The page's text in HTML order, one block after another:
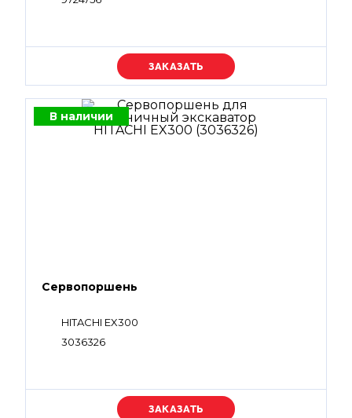
Уточняйте цену
В наличии
Сервопоршень
HITACHI EX300
3036326
Уточняйте цену